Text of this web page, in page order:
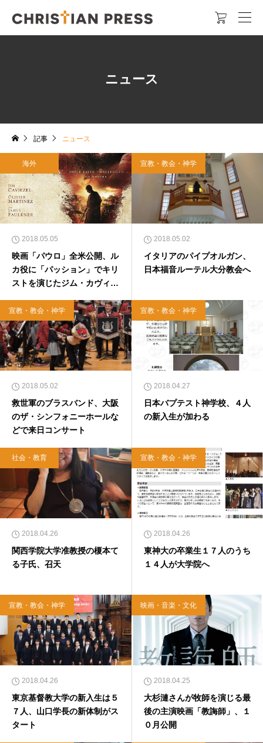

ニュース
記事 ニュース
海外
2018.05.05
映画「パウロ」全米公開、ル
カ役に「パッション」でキリ
ストを演じたジム・カヴィー
宣教・教会・神学
2018.05.02
イタリアのパイプオルガン、
日本福音ルーテル大分教会へ
宣教・教会・神学
2018.05.02
救世軍のブラスバンド、大阪
のザ・シンフォニーホールな
どで来日コンサート
宣教・教会・神学
2018.04.27
日本バプテスト神学校、４人
の新入生が加わる
社会・教育
2018.04.26
関西学院大学准教授の榎本て
る子氏、召天
宣教・教会・神学
2018.04.26
東神大の卒業生１７人のうち
１４人が大学院へ
宣教・教会・神学
2018.04.26
東京基督教大学の新入生は５
７人、山口学長の新体制がス
タート
映画・音楽・文化
2018.04.25
大杉漣さんが牧師を演じる最
後の主演映画「教誨師」、１
０月公開